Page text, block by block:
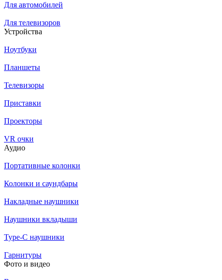
Для автомобилей
Для телевизоров
Устройства
Ноутбуки
Планшеты
Телевизоры
Приставки
Проекторы
VR очки
Аудио
Портативные колонки
Колонки и саундбары
Накладные наушники
Наушники вкладыши
Type-C наушники
Гарнитуры
Фото и видео